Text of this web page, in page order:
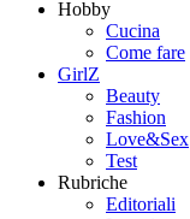
Hobby
Cucina
Come fare
GirlZ
Beauty
Fashion
Love&Sex
Test
Rubriche
Editoriali